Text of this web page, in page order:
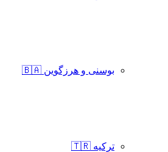
بوسنی و هرزگوین 🇧🇦
ترکیه 🇹🇷